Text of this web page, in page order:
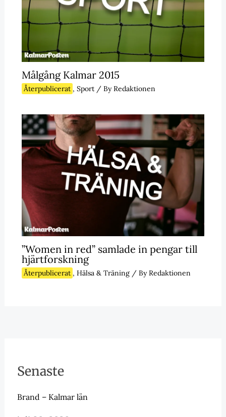
Målgång Kalmar 2015
Återpublicerat , Sport/ ByRedaktionen
”Women in red” samlade in pengar till
hjärtforskning
Återpublicerat , Hälsa & Träning/ ByRedaktionen
Senaste
Brand – Kalmar län